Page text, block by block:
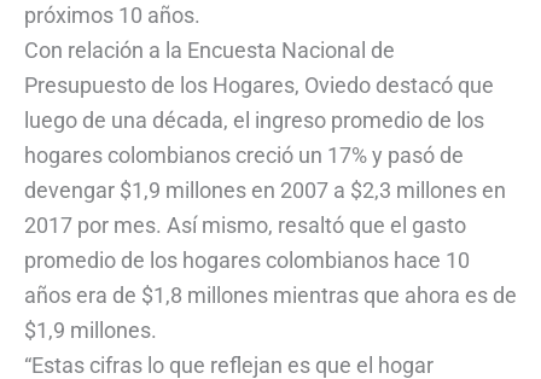
próximos 10 años.
Con relación a la Encuesta Nacional de
Presupuesto de los Hogares, Oviedo destacó que
luego de una década, el ingreso promedio de los
hogares colombianos creció un 17% y pasó de
devengar $1,9 millones en 2007 a $2,3 millones en
2017 por mes. Así mismo, resaltó que el gasto
promedio de los hogares colombianos hace 10
años era de $1,8 millones mientras que ahora es de
$1,9 millones.
“Estas cifras lo que reflejan es que el hogar